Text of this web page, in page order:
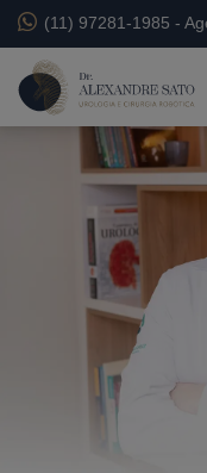
(11) 97281-1985 -